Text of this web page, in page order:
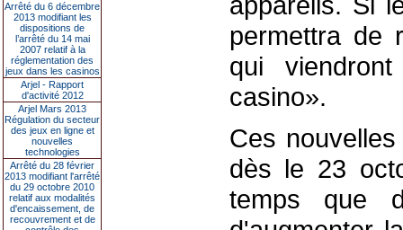
Arrêté du 6 décembre
2013 modifiant les
dispositions de
l’arrêté du 14 mai
2007 relatif à la
réglementation des
jeux dans les casinos
Arjel - Rapport
d'activité 2012
Arjel Mars 2013
Régulation du secteur
des jeux en ligne et
nouvelles
technologies
Arrêté du 28 février
2013 modifiant l'arrêté
du 29 octobre 2010
relatif aux modalités
d'encaissement, de
recouvrement et de
permettra de
qui
casino».
Ces
dès le 23
temps que